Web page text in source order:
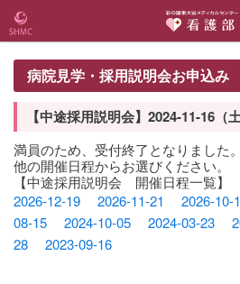
彩の国
東大宮
メディ
カルセ
ンター
彩の国東大宮
ンター 看護
部
病院見学・採用説明会お申込み
【中途採用説明会】2024-11-16（
満員のため、受付終了となりました。
他の開催日程からお選びください。
【中途採用説明会 開催日程一覧】
2026-12-19
2026-11-21 2026-10-
08-15
2024-10-05 2024-03-23
28
2023-09-16